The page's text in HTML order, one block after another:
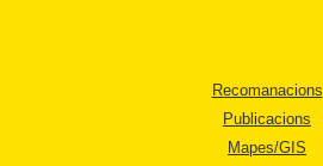
Recomanacions
Publicacions
Mapes/GIS